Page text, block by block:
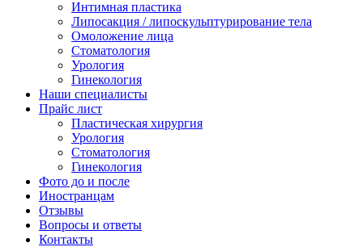
Интимная пластика
Липосакция / липоскульптурирование тела
Омоложение лица
Стоматология
Урология
Гинекология
Наши специалисты
Прайс лист
Пластическая хирургия
Урология
Стоматология
Гинекология
Фото до и после
Иностранцам
Отзывы
Вопросы и ответы
Контакты